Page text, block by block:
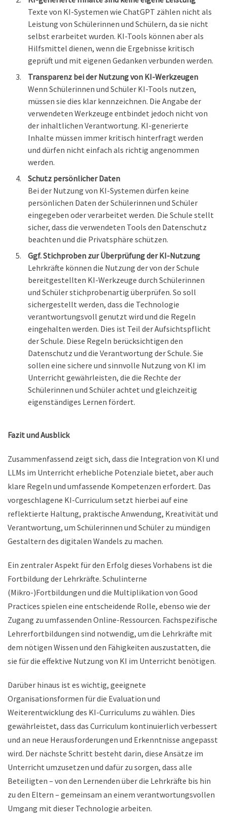
Texte von KI-Systemen wie ChatGPT zählen nicht als
Leistung von Schülerinnen und Schülern, da sie nicht
selbst erarbeitet wurden. KI-Tools können aber als
Hilfsmittel dienen, wenn die Ergebnisse kritisch
geprüft und mit eigenen Gedanken verbunden werden.
Transparenz bei der Nutzung von KI-Werkzeugen
Wenn Schülerinnen und Schüler KI-Tools nutzen,
müssen sie dies klar kennzeichnen. Die Angabe der
verwendeten Werkzeuge entbindet jedoch nicht von
der inhaltlichen Verantwortung. KI-generierte
Inhalte müssen immer kritisch hinterfragt werden
und dürfen nicht einfach als richtig angenommen
werden.
Schutz persönlicher Daten
Bei der Nutzung von KI-Systemen dürfen keine
persönlichen Daten der Schülerinnen und Schüler
eingegeben oder verarbeitet werden. Die Schule stellt
sicher, dass die verwendeten Tools den Datenschutz
beachten und die Privatsphäre schützen.
Ggf. Stichproben zur Überprüfung der KI-Nutzung
Lehrkräfte können die Nutzung der von der Schule
bereitgestellten KI-Werkzeuge durch Schülerinnen
und Schüler stichprobenartig überprüfen. So soll
sichergestellt werden, dass die Technologie
verantwortungsvoll genutzt wird und die Regeln
eingehalten werden. Dies ist Teil der Aufsichtspflicht
der Schule. Diese Regeln berücksichtigen den
Datenschutz und die Verantwortung der Schule. Sie
sollen eine sichere und sinnvolle Nutzung von KI im
Unterricht gewährleisten, die die Rechte der
Schülerinnen und Schüler achtet und gleichzeitig
eigenständiges Lernen fördert.
Fazit und Ausblick
Zusammenfassend zeigt sich, dass die Integration von KI und
LLMs im Unterricht erhebliche Potenziale bietet, aber auch
klare Regeln und umfassende Kompetenzen erfordert. Das
vorgeschlagene KI-Curriculum setzt hierbei auf eine
reflektierte Haltung, praktische Anwendung, Kreativität und
Verantwortung, um Schülerinnen und Schüler zu mündigen
Gestaltern des digitalen Wandels zu machen.
Ein zentraler Aspekt für den Erfolg dieses Vorhabens ist die
Fortbildung der Lehrkräfte. Schulinterne
(Mikro-)Fortbildungen und die Multiplikation von Good
Practices spielen eine entscheidende Rolle, ebenso wie der
Zugang zu umfassenden Online-Ressourcen. Fachspezifische
Lehrerfortbildungen sind notwendig, um die Lehrkräfte mit
dem nötigen Wissen und den Fähigkeiten auszustatten, die
sie für die effektive Nutzung von KI im Unterricht benötigen.
Darüber hinaus ist es wichtig, geeignete
Organisationsformen für die Evaluation und
Weiterentwicklung des KI-Curriculums zu wählen. Dies
gewährleistet, dass das Curriculum kontinuierlich verbessert
und an neue Herausforderungen und Erkenntnisse angepasst
wird. Der nächste Schritt besteht darin, diese Ansätze im
Unterricht umzusetzen und dafür zu sorgen, dass alle
Beteiligten – von den Lernenden über die Lehrkräfte bis hin
zu den Eltern – gemeinsam an einem verantwortungsvollen
Umgang mit dieser Technologie arbeiten.